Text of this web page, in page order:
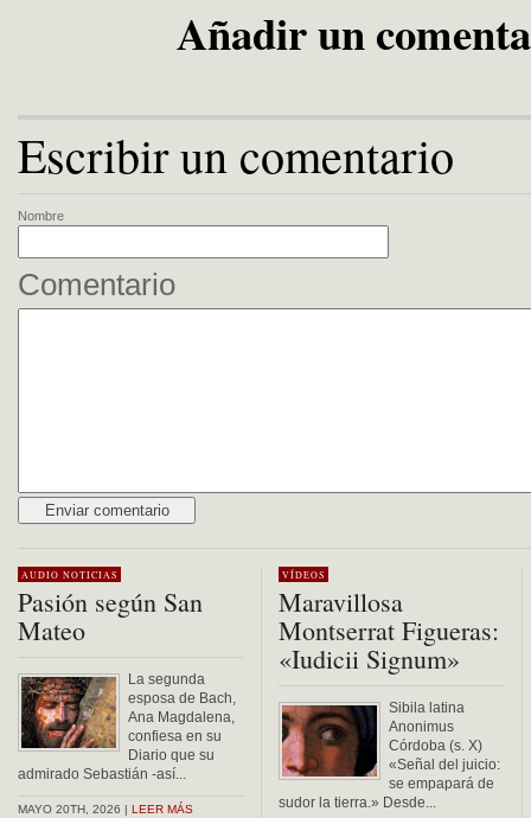
Añadir un
Escribir un comentario
Nombre
Comentario
AUDIO NOTICIAS
Pasión según San
Mateo
La segunda
esposa de Bach,
Ana Magdalena,
confiesa en su
Diario que su
admirado Sebastián -así...
MAYO 20TH, 2026 | LEER MÁS
VÍDEOS
Maravillosa
Montserrat Figueras:
«Iudicii Signum»
Sibila latina
Anonimus
Córdoba (s. X)
«Señal del juicio:
se empapará de
sudor la tierra.» Desde...